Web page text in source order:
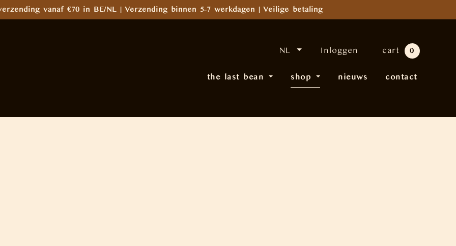
vanaf €70 in BE/NL | Verzending binnen 5–7 werkdagen | Veilige betaling
NL Inloggen cart 0
the last bean shop nieuws contact